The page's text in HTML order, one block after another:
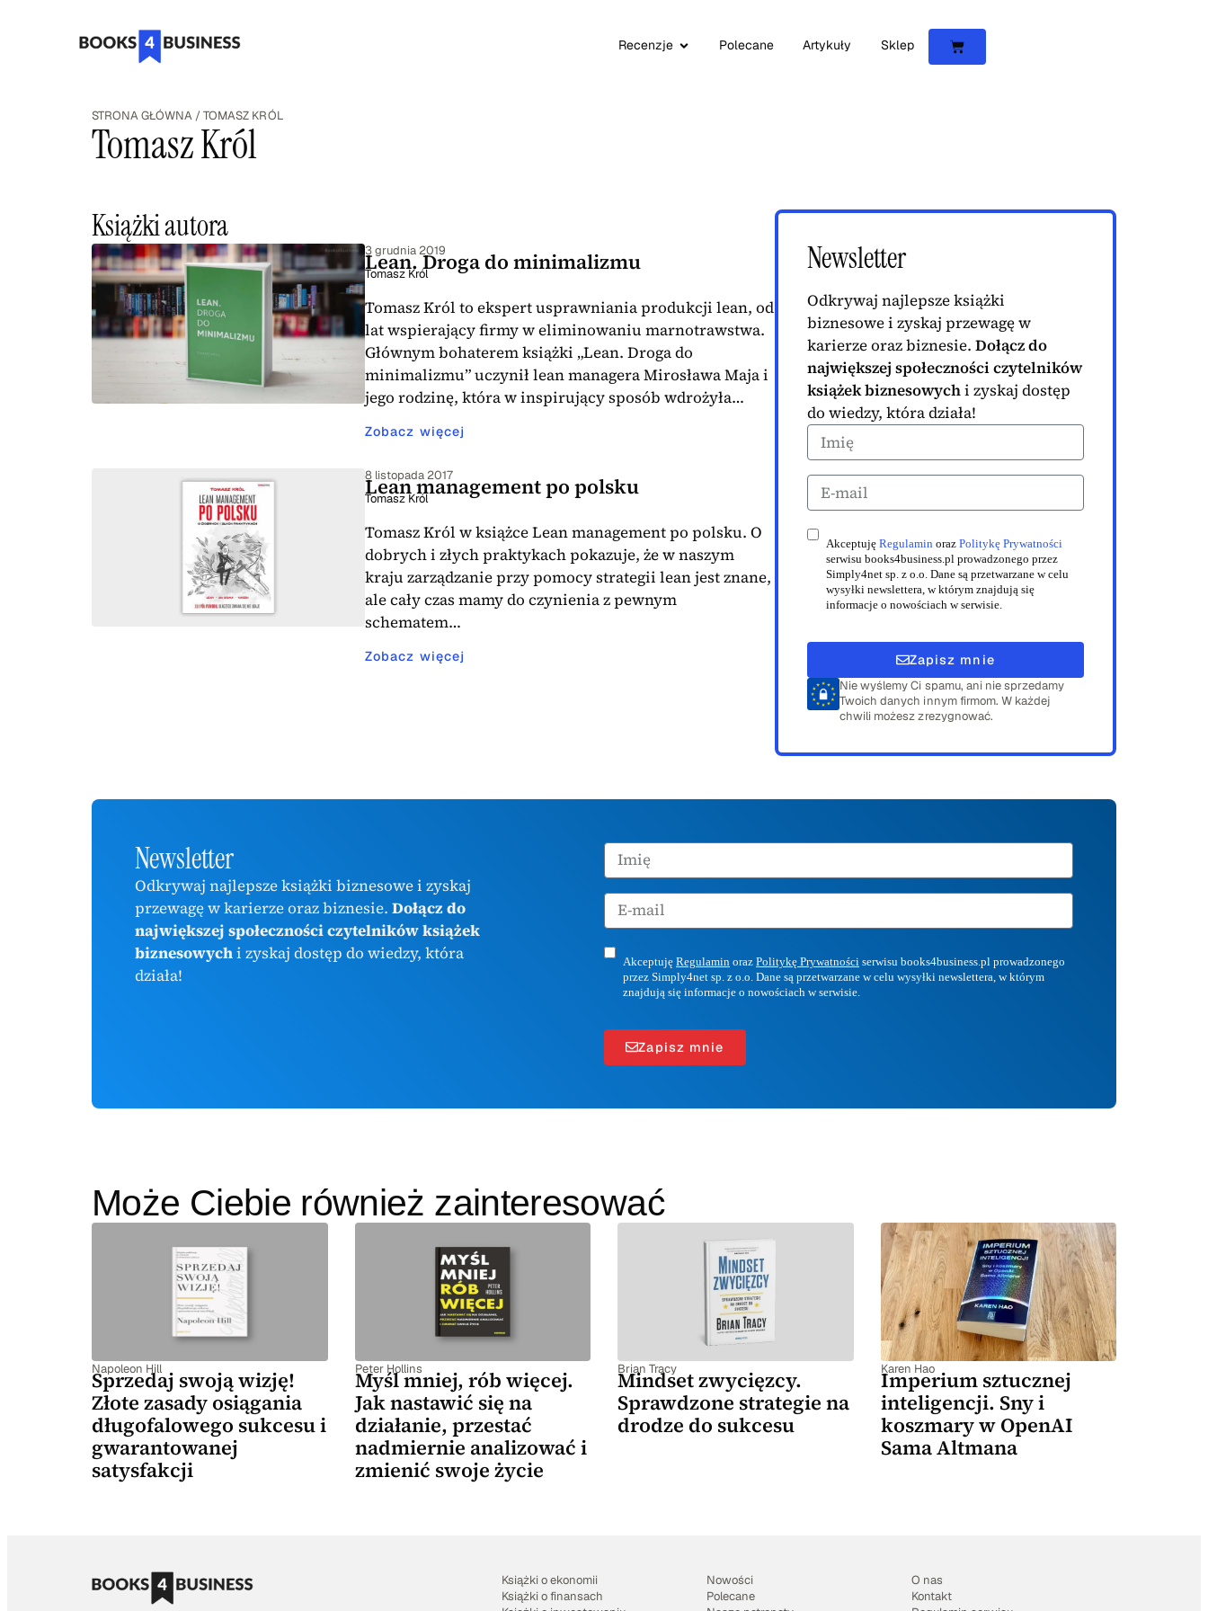
Recenzje Polecane Artykuły Sklep
STRONA GŁÓWNA /TOMASZ KRÓL
Tomasz Król
Książki autora
3 grudnia 2019
Lean. Droga do minimalizmu
Tomasz Król
Tomasz Król to ekspert usprawniania produkcji lean, od
lat wspierający firmy w eliminowaniu marnotrawstwa.
Głównym bohaterem książki „Lean. Droga do
minimalizmu” uczynił lean managera Mirosława Maja i
jego rodzinę, która w inspirujący sposób wdrożyła…
Zobacz więcej
8 listopada 2017
Lean management po polsku
Tomasz Król
Tomasz Król w książce Lean management po polsku. O
dobrych i złych praktykach pokazuje, że w naszym
kraju zarządzanie przy pomocy strategii lean jest znane,
ale cały czas mamy do czynienia z pewnym
schematem…
Zobacz więcej
Newsletter
Odkrywaj najlepsze książki
biznesowe i zyskaj przewagę w
karierze oraz biznesie. Dołącz do
największej społeczności czytelników
książek biznesowychi zyskaj dostęp
do wiedzy, która działa!
Akceptuję Regulamin oraz Politykę Prywatności
serwisu books4business.pl prowadzonego przez
Simply4net sp. z o.o. Dane są przetwarzane w celu
wysyłki newslettera, w którym znajdują się
informacje o nowościach w serwisie.
Zapisz mnie
Nie wyślemy Ci spamu, ani nie sprzedamy
Twoich danych innym firmom. W każdej
chwili możesz zrezygnować.
Newsletter
Odkrywaj najlepsze książki biznesowe i zyskaj
przewagę w karierze oraz biznesie. Dołącz do
największej społeczności czytelników książek
biznesowychi zyskaj dostęp do wiedzy, która
działa!
Akceptuję Regulamin oraz Politykę Prywatności serwisu books4business.pl prowadzonego
przez Simply4net sp. z o.o. Dane są przetwarzane w celu wysyłki newslettera, w którym
znajdują się informacje o nowościach w serwisie.
Zapisz mnie
Może Ciebie również zainteresować
Napoleon Hill
Sprzedaj swoją wizję!
Złote zasady osiągania
długofalowego sukcesu i
gwarantowanej
satysfakcji
Peter Hollins
Myśl mniej, rób więcej.
Jak nastawić się na
działanie, przestać
nadmiernie analizować i
zmienić swoje życie
Brian Tracy
Mindset zwycięzcy.
Sprawdzone strategie na
drodze do sukcesu
Karen Hao
Imperium sztucznej
inteligencji. Sny i
koszmary w OpenAI
Sama Altmana
Książki o ekonomii
Książki o finansach
Nowości
Polecane
O nas
Kontakt